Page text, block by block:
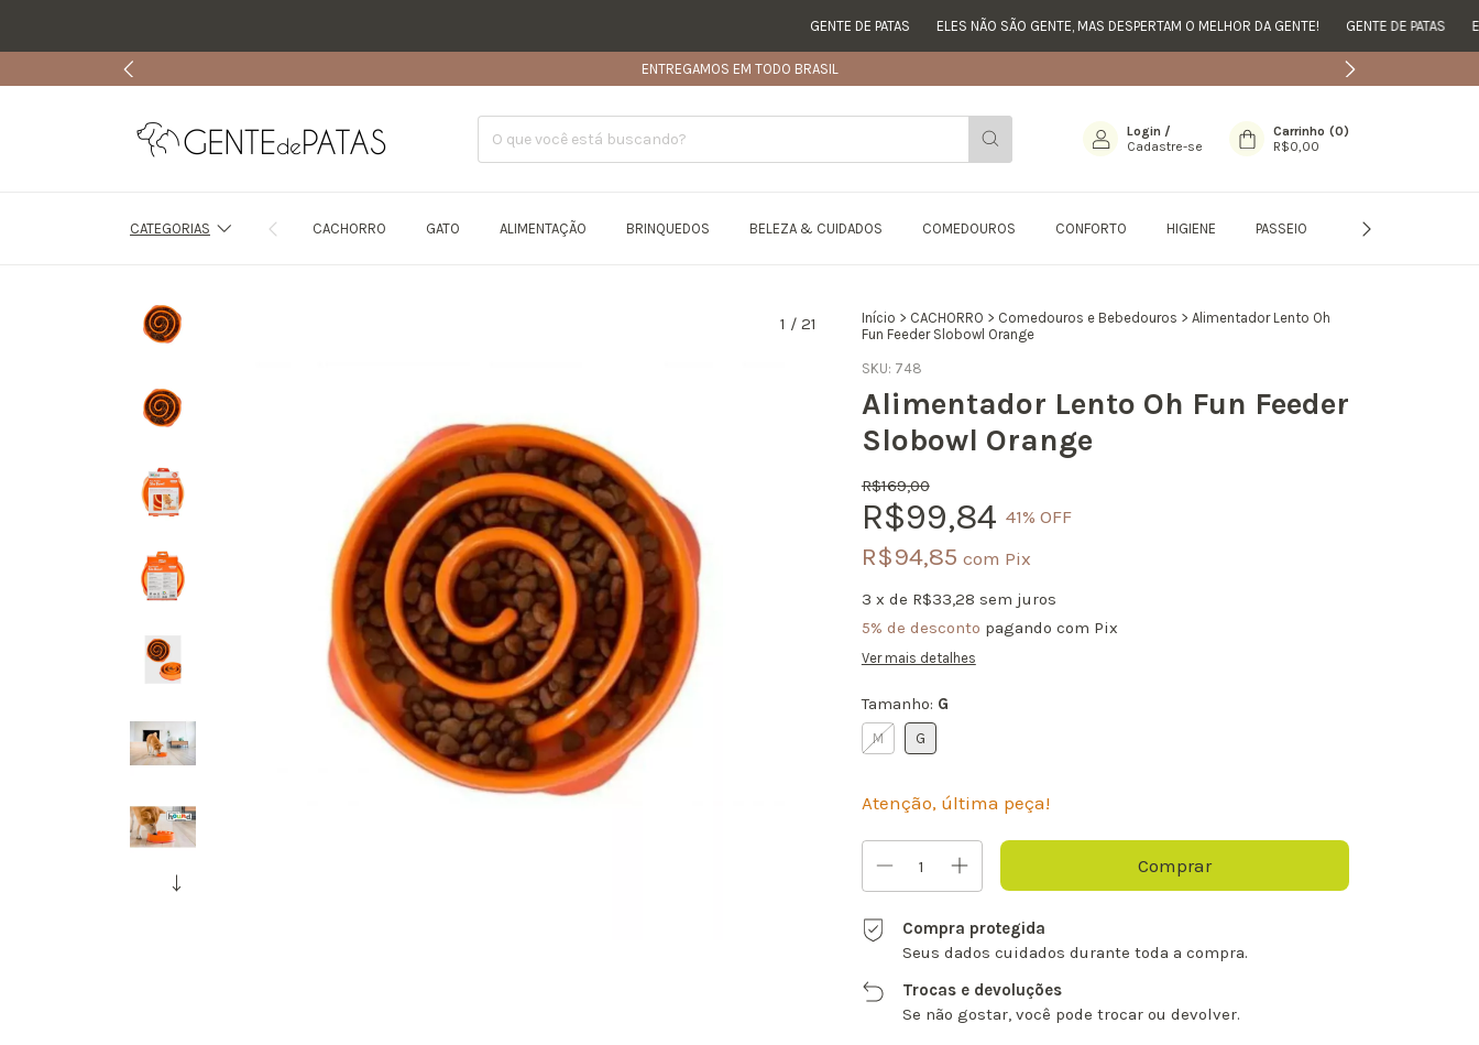
GENTE DE PATAS ELES NÃO SÃO GENTE, MAS DESPERTAM O MELHOR DA GENTE! GENTE DE PATAS ELES
ENTREGAMOS EM TODO BRASIL
Login /
Cadastre-se
Carrinho (0)
R$0,00
CATEGORIAS CACHORRO GATO ALIMENTAÇÃO BRINQUEDOS BELEZA & CUIDADOS COMEDOUROS CONFORTO HIGIENE PASSEIO MODA
1 / 21 Início > CACHORRO > Comedouros e Bebedouros > Alimentador Lento Oh
Fun Feeder Slobowl Orange
SKU: 748
Alimentador Lento Oh Fun Feeder
Slobowl Orange
R$169,00
R$99,84 41% OFF
R$94,85 com Pix
3 x de R$33,28 sem juros
5% de desconto pagando com Pix
Ver mais detalhes
Tamanho: G
M G
Atenção, última peça!
Compra protegida
Seus dados cuidados durante toda a compra.
Trocas e devoluções
Se não gostar, você pode trocar ou devolver.